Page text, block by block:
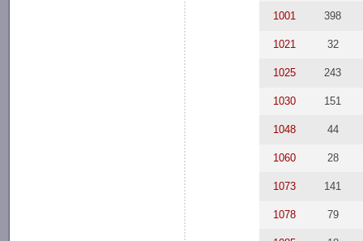
1001 398
1021 32
1025 243
1030 151
1048 44
1060 28
1073 141
1078 79